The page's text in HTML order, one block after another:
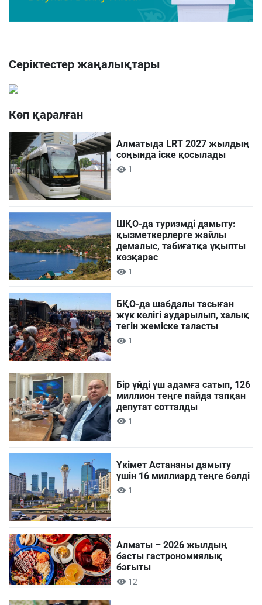
Серіктестер жаңалықтары
Көп қаралған
Алматыда LRT 2027 жылдың
соңында іске қосылады
1
ШҚО-да туризмді дамыту:
қызметкерлерге жайлы
демалыс, табиғатқа ұқыпты
көзқарас
1
БҚО-да шабдалы тасыған
жүк көлігі аударылып, халық
тегін жеміске таласты
1
Бір үйді үш адамға сатып, 126
миллион теңге пайда тапқан
депутат сотталды
1
Үкімет Астананы дамыту
үшін 16 миллиард теңге бөлді
1
Алматы – 2026 жылдың
басты гастрономиялық
бағыты
12